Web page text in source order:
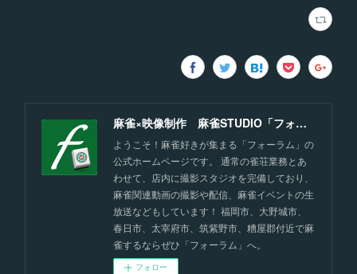
麻雀×映像制作 麻雀STUDIO「フォーラム」福岡
ようこそ！麻雀好きが集まる「フォーラム」の
公式ホームページです。 通常の雀荘業務とあ
わせて、店内に撮影スタジオを完備しており、
麻雀関連動画の撮影や配信、麻雀イベントの生
放送などもしています！ 福岡市、大野城市、
春日市、太宰府市、筑紫野市、糟屋郡付近で麻
雀するならぜひ「フォーラム」へ。
フォロー